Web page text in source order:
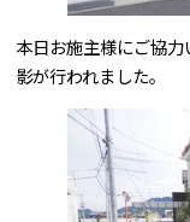
本日お施主様にご協
影が行われました。